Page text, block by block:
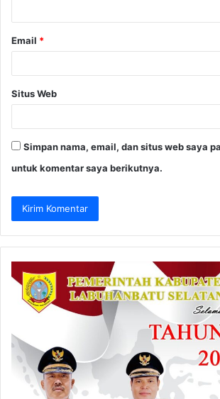
Email *
Situs Web
Simpan nama, email, dan situs web saya
untuk komentar saya berikutnya.